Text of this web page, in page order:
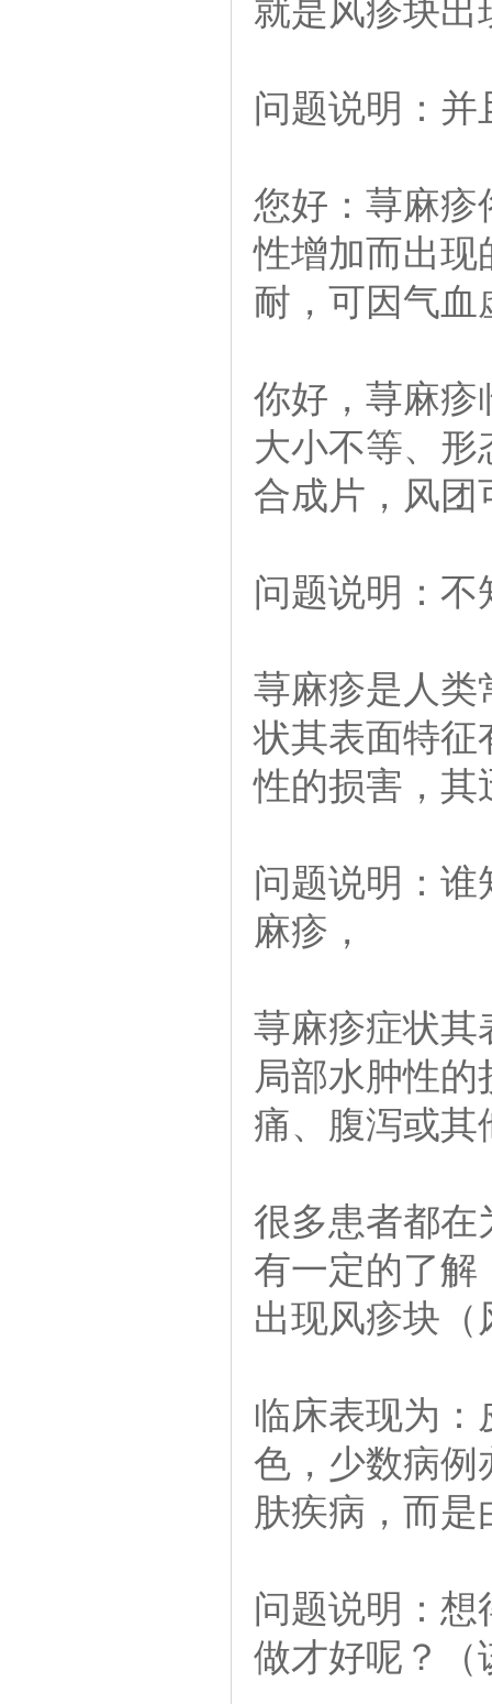
就是风疹块出
问题说明：并
您好：荨麻疹
性增加而出现
耐，可因气血
你好，荨麻疹
大小不等、
合成片，风团
问题说明：不
荨麻疹是人类
状其表面特征
性的损害，其
问题说明：
麻疹，
荨麻疹症状其
局部水肿性
痛、腹泻或其
很多患者都在
有一定的了解
出现风疹块（
临床表现为
色，少数病例
肤疾病，而
问题说明：
做才好呢？（